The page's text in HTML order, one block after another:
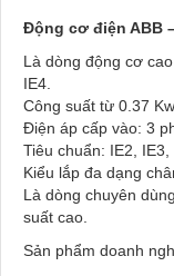
Động cơ điện ABB
Là dòng động cơ
IE4.
Công suất từ 0.37
Điện áp cấp vào: 3
Tiêu chuẩn: IE2,
Kiểu lắp đa dạng
Là dòng chuyên
suất cao.
Sản phẩm doanh